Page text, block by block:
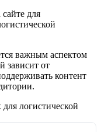
для
важным аспектом
зависит от
контент
логистической